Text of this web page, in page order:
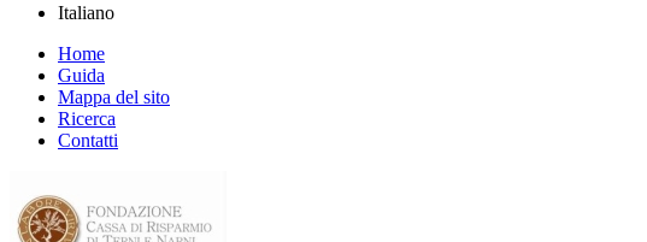
Italiano
Home
Guida
Mappa del sito
Ricerca
Contatti